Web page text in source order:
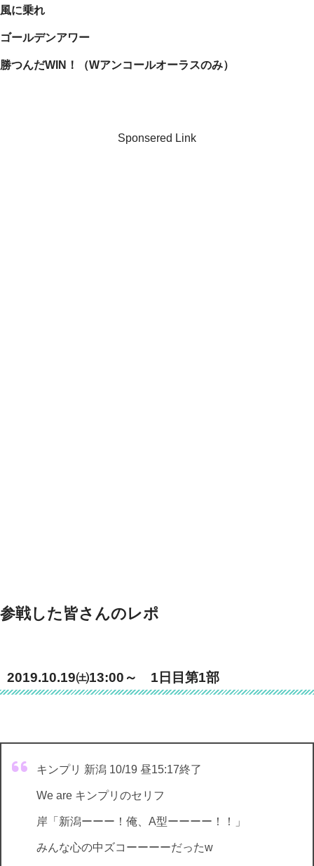
風に乗れ
ゴールデンアワー
勝つんだWIN！（Wアンコールオーラスのみ）
Sponsered Link
参戦した皆さんのレポ
2019.10.19㈯13:00～ 1日目第1部
キンプリ 新潟 10/19 昼15:17終了
We are キンプリのセリフ
岸「新潟ーーー！俺、A型ーーーー！！」
みんな心の中ズコーーーーだったw